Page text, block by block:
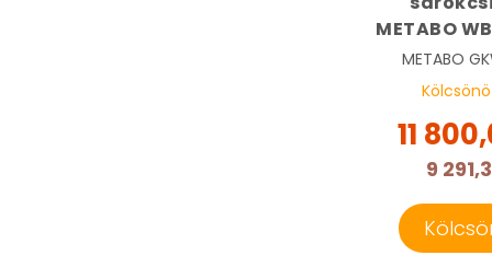
METABO
125 Q |
METABO
11
9